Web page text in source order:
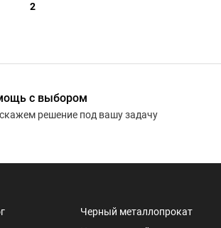
2
с выбором
решение под вашу задачу
Черный металлопрокат